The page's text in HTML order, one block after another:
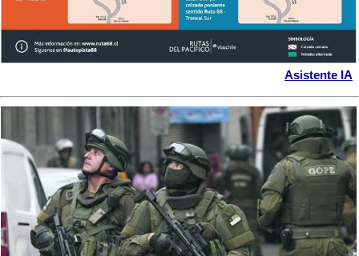
Asistente IA